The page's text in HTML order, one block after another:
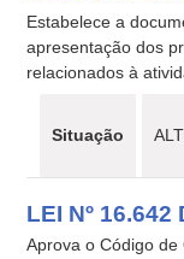
Estabelece a
apresentação dos
relacionados à
Situação
LEI Nº 16.642
Aprova o Código